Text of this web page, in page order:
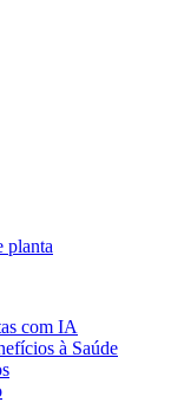
planta
com IA
à Saúde